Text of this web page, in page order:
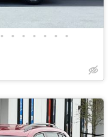
• • • • • • •